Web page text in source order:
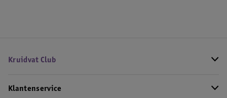
Kruidvat Club
Klantenservice